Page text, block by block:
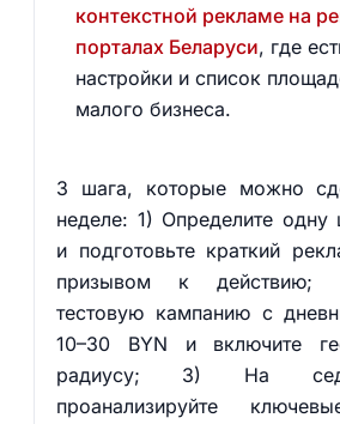
контекстной рекламе на
порталах Беларуси, где
настройки и список
малого бизнеса.
3 шага, которые можно
неделе: 1) Определите одну
и подготовьте краткий
призывом к действию;
тестовую кампанию с
10–30 BYN и включите
радиусу; 3) На
проанализируйте